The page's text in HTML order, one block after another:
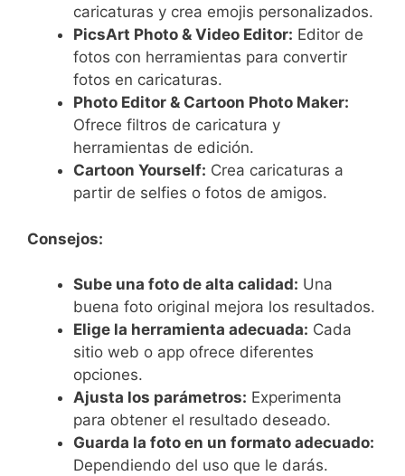
caricaturas y crea emojis personalizados.
PicsArt Photo & Video Editor: Editor de
fotos con herramientas para convertir
fotos en caricaturas.
Photo Editor & Cartoon Photo Maker:
Ofrece filtros de caricatura y
herramientas de edición.
Cartoon Yourself: Crea caricaturas a
partir de selfies o fotos de amigos.
Consejos:
Sube una foto de alta calidad: Una
buena foto original mejora los resultados.
Elige la herramienta adecuada: Cada
sitio web o app ofrece diferentes
opciones.
Ajusta los parámetros: Experimenta
para obtener el resultado deseado.
Guarda la foto en un formato adecuado:
Dependiendo del uso que le darás.